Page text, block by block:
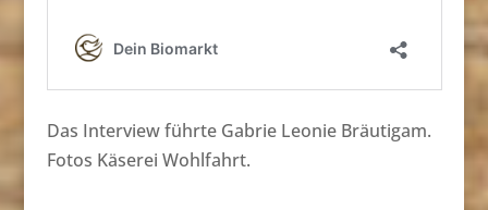
Das Interview führte Gabrie Leonie Bräutigam.
Fotos Käserei Wohlfahrt.